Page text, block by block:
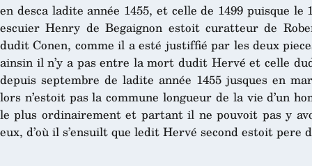
en desca ladite année 1455, et celle de 1499 puisque le
escuier Henry de Begaignon estoit curatteur de
dudit Conen, comme il a esté justiffié par les deux
ainsin il n’y a pas entre la mort dudit Hervé et celle
depuis septembre de ladite année 1455 jusques en
lors n’estoit pas la commune longueur de la vie d’un
le plus ordinairement et partant il ne pouvoit pas y
eux, d’où il s’ensuilt que ledit Hervé second estoit pere